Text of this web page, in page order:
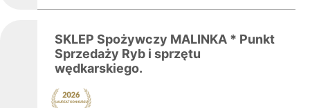
SKLEP Spożywczy MALINKA * Punkt
Sprzedaży Ryb i sprzętu
wędkarskiego.